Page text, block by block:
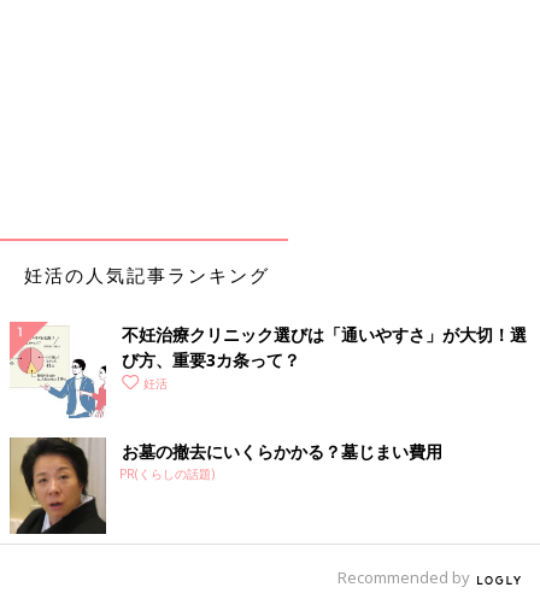
妊活の人気記事ランキング
不妊治療クリニック選びは「通いやすさ」が大切！選
び方、重要3カ条って？
妊活
お墓の撤去にいくらかかる？墓じまい費用
PR(くらしの話題)
Recommended by